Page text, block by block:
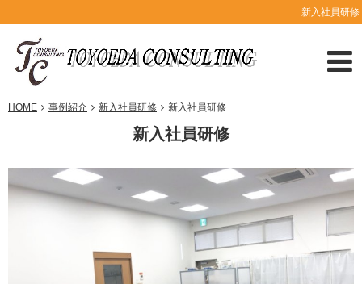
新入社員研修
HOME 事例紹介 新入社員研修 新入社員研修
新入社員研修